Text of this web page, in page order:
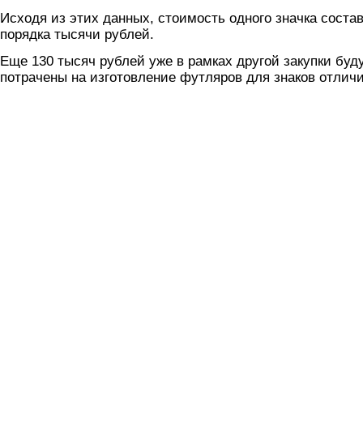
Исходя из этих данных, стоимость одного значка
порядка тысячи рублей.
Еще 130 тысяч рублей уже в рамках другой закупки
потрачены на изготовление футляров для знаков